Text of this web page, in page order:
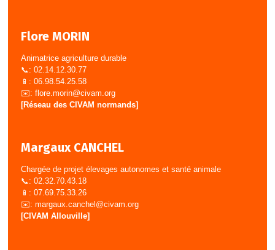
Flore MORIN
Animatrice agriculture durable
📞: 02.14.12.30.77
📱: 06.98.54.25.58
✉️: flore.morin@civam.org
[Réseau des CIVAM normands]
Margaux CANCHEL
Chargée de projet élevages autonomes et santé animale
📞: 02.32.70.43.18
📱: 07.69.75.33.26
✉️: margaux.canchel@civam.org
[CIVAM Allouville]